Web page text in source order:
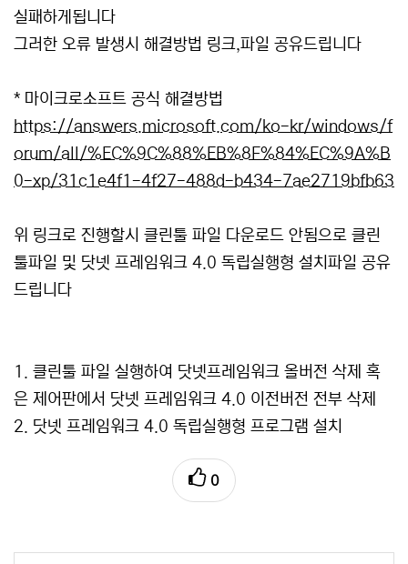
실패하게됩니다
그러한 오류 발생시 해결방법 링크,파일 공유드립니다
* 마이크로소프트 공식 해결방법
https://answers.microsoft.com/ko-kr/windows/f
orum/all/%EC%9C%88%EB%8F%84%EC%9A%B
0-xp/31c1e4f1-4f27-488d-b434-7ae2719bfb63
위 링크로 진행할시 클린툴 파일 다운로드 안됨으로 클린
툴파일 및 닷넷 프레임워크 4.0 독립실행형 설치파일 공유
드립니다
1. 클린툴 파일 실행하여 닷넷프레임워크 올버전 삭제 혹
은 제어판에서 닷넷 프레임워크 4.0 이전버전 전부 삭제
2. 닷넷 프레임워크 4.0 독립실행형 프로그램 설치
0